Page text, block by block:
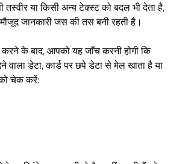
तस्वीर या किसी अन्य टेक्स्ट को बदल भी देता है,
जानकारी जस की तस बनी रहती है।
के बाद, आपको यह जाँच करनी होगी कि
वाला डेटा, कार्ड पर छपे डेटा से मेल खाता है या
चेक करें: